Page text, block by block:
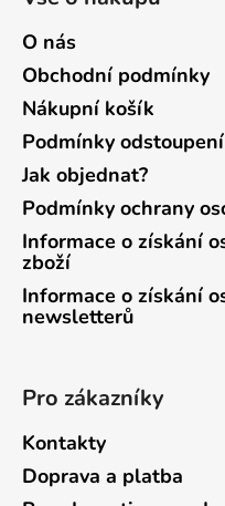
O nás
Obchodní podmínky
Nákupní košík
Podmínky
Jak objednat?
Podmínky ochrany
Informace o získání
zboží
Informace o získání
newsletterů
Pro zákazníky
Kontakty
Doprava a platba